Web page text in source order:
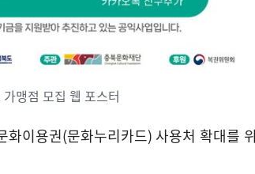
맹점 모집 웹 포스터
화이용권(문화누리카드) 사용처 확대를